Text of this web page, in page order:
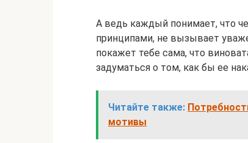
А ведь каждый понимает, что
принципами, не вызывает
покажет тебе сама, что
задуматься о том, как бы ее
Читайте также:
мотивы